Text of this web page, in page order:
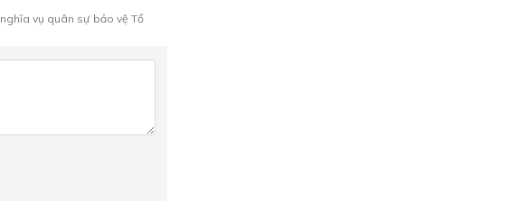
nghĩa vụ quân sự bảo vệ Tổ